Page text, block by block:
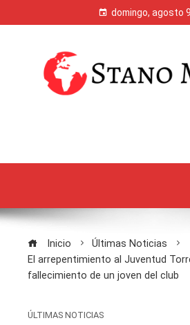
domingo, agosto 9
Inicio
Últimas Noticias
El arrepentimiento al Juventud
fallecimiento de un joven del club
ÚLTIMAS NOTICIAS